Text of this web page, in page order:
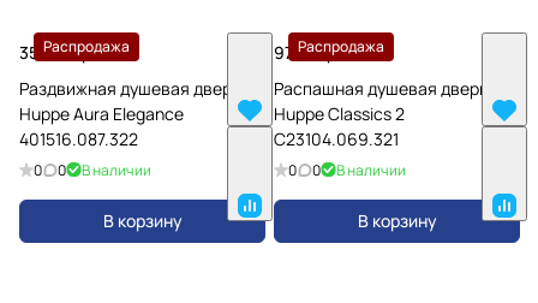
Распродажа
35306 грн.
Раздвижная душевая дверь
Huppe Aura Elegance
401516.087.322
0 0 В наличии
В корзину
Распродажа
9706 грн.
Распашная душевая дверь
Huppe Classics 2
C23104.069.321
0 0 В наличии
В корзину